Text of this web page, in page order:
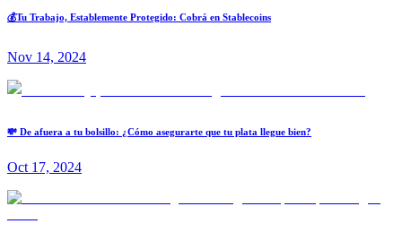
💰Tu Trabajo, Establemente Protegido: Cobrá en Stablecoins
Nov 14, 2024
💸 De afuera a tu bolsillo: ¿Cómo asegurarte que tu plata llegue bien?
Oct 17, 2024